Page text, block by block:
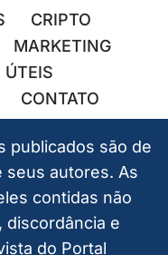
CRIPTO
MARKETING
ÚTEIS
CONTATO
publicados são de
seus autores. As
contidas não
discordância e
do Portal